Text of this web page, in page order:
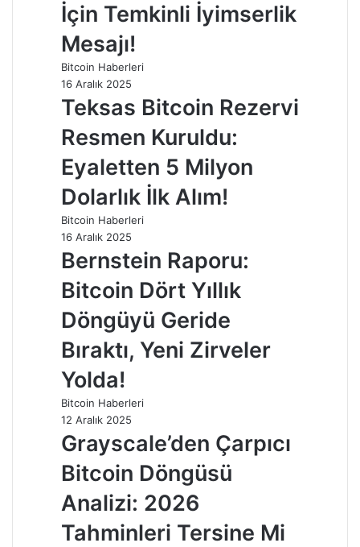
İçin Temkinli İyimserlik
Mesajı!
Bitcoin Haberleri
16 Aralık 2025
Teksas Bitcoin Rezervi
Resmen Kuruldu:
Eyaletten 5 Milyon
Dolarlık İlk Alım!
Bitcoin Haberleri
16 Aralık 2025
Bernstein Raporu:
Bitcoin Dört Yıllık
Döngüyü Geride
Bıraktı, Yeni Zirveler
Yolda!
Bitcoin Haberleri
12 Aralık 2025
Grayscale’den Çarpıcı
Bitcoin Döngüsü
Analizi: 2026
Tahminleri Tersine Mi